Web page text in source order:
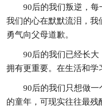
90后的我们叛逆，每
我们的心在默默流泪，
勇气向父母道歉。
90后的我们已经长
拥有更重要。在生活和学
90后的我们只想做
的童年，可现实往往最残